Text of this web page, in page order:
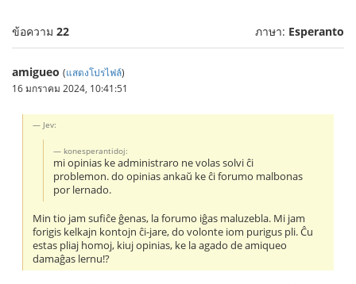
ข้อความ 22 ภาษา: Esperanto
amigueo (แสดงโปรไฟล์)
16 มกราคม 2024, 10:41:51
Jev:
konesperantidoj:
mi opinias ke administraro ne volas solvi ĉi
problemon. do opinias ankaŭ ke ĉi forumo malbonas
por lernado.
Min tio jam sufiĉe ĝenas, la forumo iĝas maluzebla. Mi jam
forigis kelkajn kontojn ĉi-jare, do volonte iom purigus pli. Ĉu
estas pliaj homoj, kiuj opinias, ke la agado de amiqueo
damaĝas lernu!?